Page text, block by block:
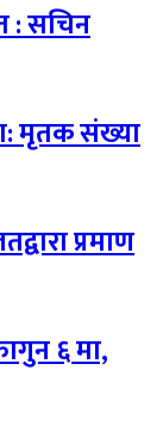
: सचिन
मृतक संख्या
प्रमाण
६ मा,